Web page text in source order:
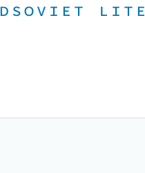
ＳＯＶＩＥＴ ＬＩＴＥ